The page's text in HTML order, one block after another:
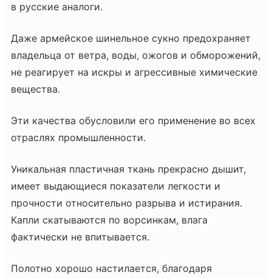
в русские аналоги.
Даже армейское шинельное сукно предохраняет
владельца от ветра, воды, ожогов и обморожений,
не реагирует на искры и агрессивные химические
вещества.
Эти качества обусловили его применение во всех
отраслях промышленности.
Уникальная пластичная ткань прекрасно дышит,
имеет выдающиеся показатели легкости и
прочности относительно разрыва и истирания.
Капли скатываются по ворсинкам, влага
фактически не впитывается.
Полотно хорошо настилается, благодаря